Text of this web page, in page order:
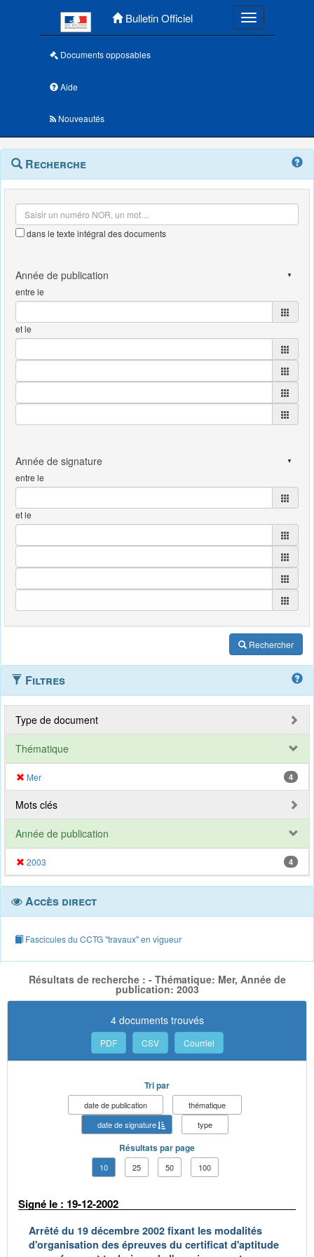
Bulletin Officiel Toggle
Documents opposables
Aide
Nouveautés
Navigation
outils
Menu
contextuel
Recherche
dans le texte intégral des documents
entre le
et le
entre le
et le
Rechercher
Filtres
Type de document
Thématique
Mer 4
Mots clés
Année de publication
2003 4
Accès direct
Fascicules du CCTG "travaux" en vigueur
Résultats de recherche : - Thématique: Mer, Année de
publication: 2003
4 documents trouvés
PDF CSV Courriel
Tri par
date de publication
thématique
date de signature
type
Résultats par page
10 25 50 100
Signé le : 19-12-2002
Arrêté du 19 décembre 2002 fixant les modalités
d'organisation des épreuves du certificat d'aptitude